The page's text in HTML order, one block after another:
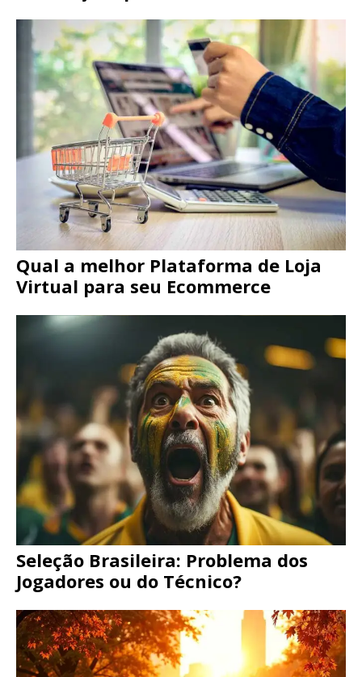
Qual a melhor Plataforma de Loja
Virtual para seu Ecommerce
Seleção Brasileira: Problema dos
Jogadores ou do Técnico?